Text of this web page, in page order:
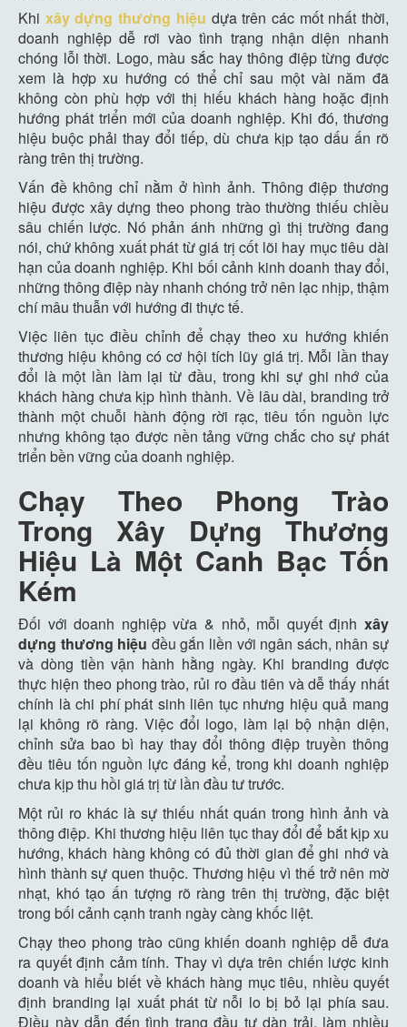
Khi xây dựng thương hiệu dựa trên các mốt nhất thời,
doanh nghiệp dễ rơi vào tình trạng nhận diện nhanh
chóng lỗi thời. Logo, màu sắc hay thông điệp từng được
xem là hợp xu hướng có thể chỉ sau một vài năm đã
không còn phù hợp với thị hiếu khách hàng hoặc định
hướng phát triển mới của doanh nghiệp. Khi đó, thương
hiệu buộc phải thay đổi tiếp, dù chưa kịp tạo dấu ấn rõ
ràng trên thị trường.
Vấn đề không chỉ nằm ở hình ảnh. Thông điệp thương
hiệu được xây dựng theo phong trào thường thiếu chiều
sâu chiến lược. Nó phản ánh những gì thị trường đang
nói, chứ không xuất phát từ giá trị cốt lõi hay mục tiêu dài
hạn của doanh nghiệp. Khi bối cảnh kinh doanh thay đổi,
những thông điệp này nhanh chóng trở nên lạc nhịp, thậm
chí mâu thuẫn với hướng đi thực tế.
Việc liên tục điều chỉnh để chạy theo xu hướng khiến
thương hiệu không có cơ hội tích lũy giá trị. Mỗi lần thay
đổi là một lần làm lại từ đầu, trong khi sự ghi nhớ của
khách hàng chưa kịp hình thành. Về lâu dài, branding trở
thành một chuỗi hành động rời rạc, tiêu tốn nguồn lực
nhưng không tạo được nền tảng vững chắc cho sự phát
triển bền vững của doanh nghiệp.
Chạy Theo Phong Trào
Trong Xây Dựng Thương
Hiệu Là Một Canh Bạc Tốn
Kém
Đối với doanh nghiệp vừa & nhỏ, mỗi quyết định xây
dựng thương hiệu đều gắn liền với ngân sách, nhân sự
và dòng tiền vận hành hằng ngày. Khi branding được
thực hiện theo phong trào, rủi ro đầu tiên và dễ thấy nhất
chính là chi phí phát sinh liên tục nhưng hiệu quả mang
lại không rõ ràng. Việc đổi logo, làm lại bộ nhận diện,
chỉnh sửa bao bì hay thay đổi thông điệp truyền thông
đều tiêu tốn nguồn lực đáng kể, trong khi doanh nghiệp
chưa kịp thu hồi giá trị từ lần đầu tư trước.
Một rủi ro khác là sự thiếu nhất quán trong hình ảnh và
thông điệp. Khi thương hiệu liên tục thay đổi để bắt kịp xu
hướng, khách hàng không có đủ thời gian để ghi nhớ và
hình thành sự quen thuộc. Thương hiệu vì thế trở nên mờ
nhạt, khó tạo ấn tượng rõ ràng trên thị trường, đặc biệt
trong bối cảnh cạnh tranh ngày càng khốc liệt.
Chạy theo phong trào cũng khiến doanh nghiệp dễ đưa
ra quyết định cảm tính. Thay vì dựa trên chiến lược kinh
doanh và hiểu biết về khách hàng mục tiêu, nhiều quyết
định branding lại xuất phát từ nỗi lo bị bỏ lại phía sau.
Điều này dẫn đến tình trạng đầu tư dàn trải, làm nhiều